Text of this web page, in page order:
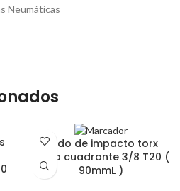
Neumáticas
Dado de impacto torx
largo cuadrante 3/8 T20 (
90mmL )